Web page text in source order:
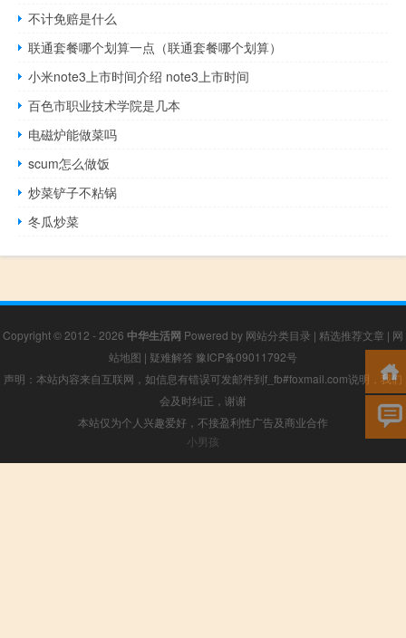
不计免赔是什么
联通套餐哪个划算一点（联通套餐哪个划算）
​小米note3上市时间介绍 note3上市时间
百色市职业技术学院是几本
电磁炉能做菜吗
scum怎么做饭
炒菜铲子不粘锅
冬瓜炒菜
Copyright © 2012 - 2026 中华生活网 Powered by 网站分类目录 | 精选推荐文章 | 网
站地图 | 疑难解答 豫ICP备09011792号
声明：本站内容来自互联网，如信息有错误可发邮件到f_fb#foxmail.com说明，我们
会及时纠正，谢谢
本站仅为个人兴趣爱好，不接盈利性广告及商业合作
小男孩